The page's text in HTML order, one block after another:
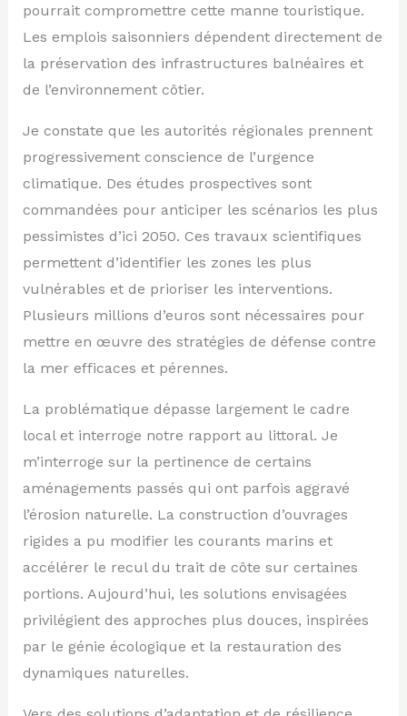
pourrait compromettre cette manne touristique.
Les emplois saisonniers dépendent directement de
la préservation des infrastructures balnéaires et
de l’environnement côtier.
Je constate que les autorités régionales prennent
progressivement conscience de l’urgence
climatique. Des études prospectives sont
commandées pour anticiper les scénarios les plus
pessimistes d’ici 2050. Ces travaux scientifiques
permettent d’identifier les zones les plus
vulnérables et de prioriser les interventions.
Plusieurs millions d’euros sont nécessaires pour
mettre en œuvre des stratégies de défense contre
la mer efficaces et pérennes.
La problématique dépasse largement le cadre
local et interroge notre rapport au littoral. Je
m’interroge sur la pertinence de certains
aménagements passés qui ont parfois aggravé
l’érosion naturelle. La construction d’ouvrages
rigides a pu modifier les courants marins et
accélérer le recul du trait de côte sur certaines
portions. Aujourd’hui, les solutions envisagées
privilégient des approches plus douces, inspirées
par le génie écologique et la restauration des
dynamiques naturelles.